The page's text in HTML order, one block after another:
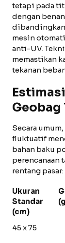
tetapi pada
dengan
mesin
anti-UV.
memastikan
tekanan
Geobag
Secara
fluktuatif
bahan baku
perencanaan
rentang pasar:
Ukuran
Standar
(cm)
45 x 75